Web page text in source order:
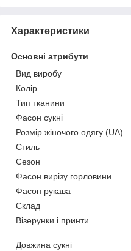
Характеристики
Основні атрибути
Вид виробу
Колір
Тип тканини
Фасон сукні
Розмір жіночого одягу (UA)
Стиль
Сезон
Фасон вирізу горловини
Фасон рукава
Склад
Візерунки і принти
Довжина сукні